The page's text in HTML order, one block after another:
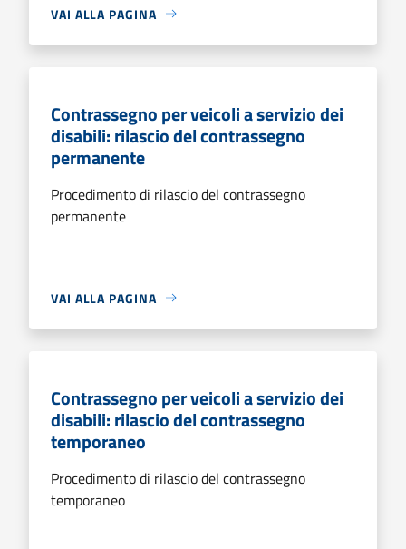
VAI ALLA PAGINA
Contrassegno per veicoli a servizio dei
disabili: rilascio del contrassegno
permanente
Procedimento di rilascio del contrassegno
permanente
VAI ALLA PAGINA
Contrassegno per veicoli a servizio dei
disabili: rilascio del contrassegno
temporaneo
Procedimento di rilascio del contrassegno
temporaneo